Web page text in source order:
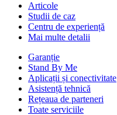
Articole
Studii de caz
Centru de experiență
Mai multe detalii
Garanție
Stand By Me
Aplicații și conectivitate
Asistență tehnică
Rețeaua de parteneri
Toate serviciile